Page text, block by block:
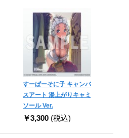
すーぱーそに子 キャンバ
スアート 湯上がりキャミ
ソール Ver.
￥3,300 (税込)